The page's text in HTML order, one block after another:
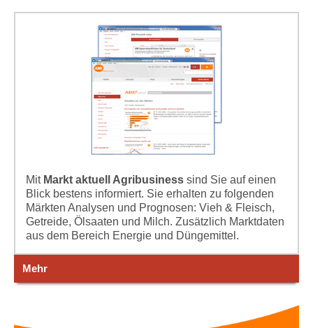
Mit Markt aktuell Agribusiness sind Sie auf einen
Blick bestens informiert. Sie erhalten zu folgenden
Märkten Analysen und Prognosen: Vieh & Fleisch,
Getreide, Ölsaaten und Milch. Zusätzlich Marktdaten
aus dem Bereich Energie und Düngemittel.
Mehr